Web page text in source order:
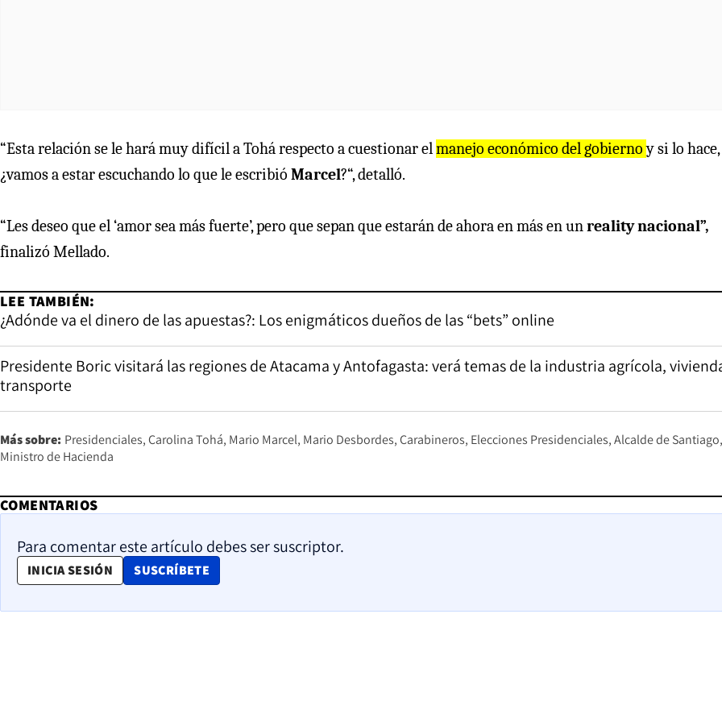
“Esta relación se le hará muy difícil a Tohá respecto a cuestionar elmanejo económico del gobiernoy si lo hace,
¿vamos a estar escuchando lo que le escribió Marcel?“, detalló.
“Les deseo que el ‘amor sea más fuerte’, pero que sepan que estarán de ahora en más en unreality nacional”,
finalizó Mellado.
LEE TAMBIÉN:
¿Adónde va el dinero de las apuestas?: Los enigmáticos dueños de las “bets” online
Presidente Boric visitará las regiones de Atacama y Antofagasta: verá temas de la industria agrícola,
transporte
Más sobre: Presidenciales Carolina Tohá Mario Marcel Mario Desbordes Carabineros Elecciones Presidenciales Alcalde de Santiago
Ministro de Hacienda
COMENTARIOS
Para comentar este artículo debes ser suscriptor.
INICIA SESIÓN SUSCRÍBETE
OPENS IN NEW WINDOW